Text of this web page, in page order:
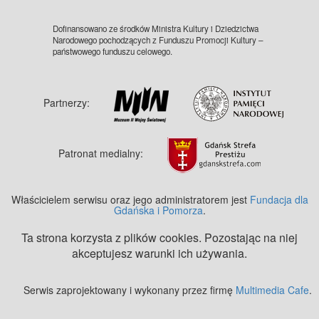
Dofinansowano ze środków Ministra Kultury i Dziedzictwa
Narodowego pochodzących z Funduszu Promocji Kultury –
państwowego funduszu celowego.
Partnerzy:
Patronat medialny:
Właścicielem serwisu oraz jego administratorem jest Fundacja dla
Gdańska i Pomorza.
Ta strona korzysta z plików cookies. Pozostając na niej
akceptujesz warunki ich używania.
Serwis zaprojektowany i wykonany przez firmę Multimedia Cafe.